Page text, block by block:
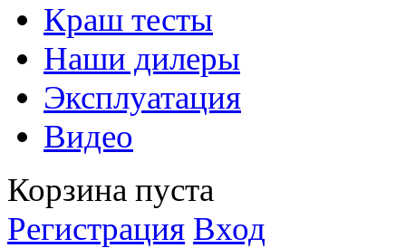
Краш тесты
Наши дилеры
Эксплуатация
Видео
Корзина пуста
Регистрация Вход